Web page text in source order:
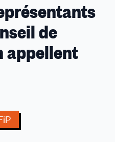
représentants
des
CS
promotion
de
appellent